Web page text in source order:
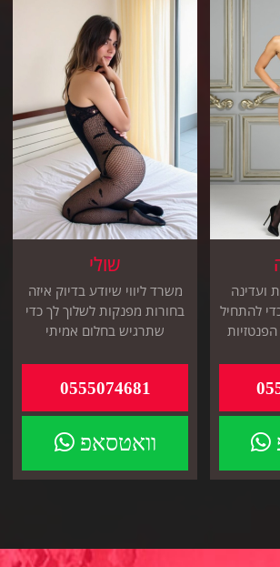
ועדינה
להתחיל
שולי
משרד ליווי שיודע בדיוק איזה
בחורות מפנקות לשלוך לך כדי
שתרגיש בחלום אמיתי
0555074681
וואטסאפ